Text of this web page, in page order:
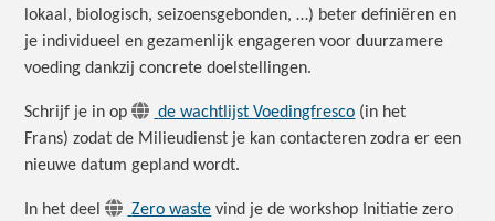
lokaal, biologisch, seizoensgebonden, …) beter definiëren en
je individueel en gezamenlijk engageren voor duurzamere
voeding dankzij concrete doelstellingen.
Schrijf je in op de wachtlijst Voedingfresco (in het
Frans) zodat de Milieudienst je kan contacteren zodra er een
nieuwe datum gepland wordt.
In het deel Zero waste vind je de workshop Initiatie zero